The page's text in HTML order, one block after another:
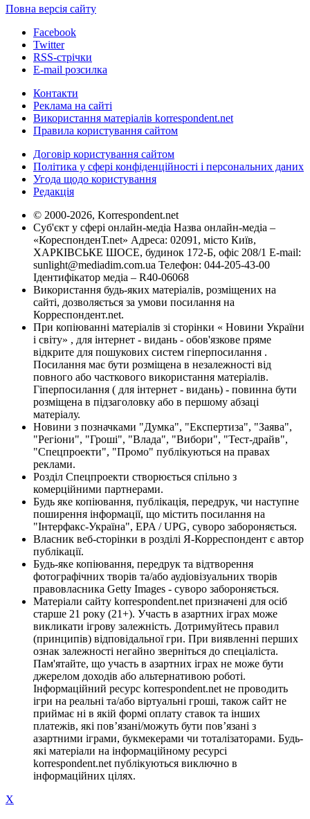
Повна версія сайту
Facebook
Twitter
RSS-стрічки
E-mail розсилка
Контакти
Реклама на сайті
Використання матеріалів korrespondent.net
Правила користування сайтом
Договір користування сайтом
Політика у сфері конфіденційності і персональних даних
Угода щодо користування
Редакція
© 2000-2026, Korrespondent.net
Суб'єкт у сфері онлайн-медіа Назва онлайн-медіа –
«КореспонденТ.net» Адреса: 02091, місто Київ,
ХАРКІВСЬКЕ ШОСЕ, будинок 172-Б, офіс 208/1 E-mail:
sunlight@mediadim.com.ua Телефон: 044-205-43-00
Ідентифікатор медіа – R40-06068
Використання будь-яких матеріалів, розміщених на
сайті, дозволяється за умови посилання на
Корреспондент.net.
При копіюванні матеріалів зі сторінки « Новини України
і світу» , для інтернет - видань - обов'язкове пряме
відкрите для пошукових систем гіперпосилання .
Посилання має бути розміщена в незалежності від
повного або часткового використання матеріалів.
Гіперпосилання ( для інтернет - видань) - повинна бути
розміщена в підзаголовку або в першому абзаці
матеріалу.
Новини з позначками "Думка", "Експертиза", "Заява",
"Регіони", "Гроші", "Влада", "Вибори", "Тест-драйв",
"Спецпроекти", "Промо" публікуються на правах
реклами.
Розділ Спецпроекти створюється спільно з
комерційними партнерами.
Будь яке копіювання, публікація, передрук, чи наступне
поширення інформації, що містить посилання на
"Інтерфакс-Україна", EPA / UPG, суворо забороняється.
Власник веб-сторінки в розділі Я-Корреспондент є автор
публікації.
Будь-яке копіювання, передрук та відтворення
фотографічних творів та/або аудіовізуальних творів
правовласника Getty Images - суворо забороняється.
Матеріали сайту korrespondent.net призначені для осіб
старше 21 року (21+). Участь в азартних іграх може
викликати ігрову залежність. Дотримуйтесь правил
(принципів) відповідальної гри. При виявленні перших
ознак залежності негайно зверніться до спеціаліста.
Пам'ятайте, що участь в азартних іграх не може бути
джерелом доходів або альтернативою роботі.
Інформаційний ресурс korrespondent.net не проводить
ігри на реальні та/або віртуальні гроші, також сайт не
приймає ні в якій формі оплату ставок та інших
платежів, які пов’язані/можуть бути пов’язані з
азартними іграми, букмекерами чи тоталізаторами. Будь-
які матеріали на інформаційному ресурсі
korrespondent.net публікуються виключно в
інформаційних цілях.
X